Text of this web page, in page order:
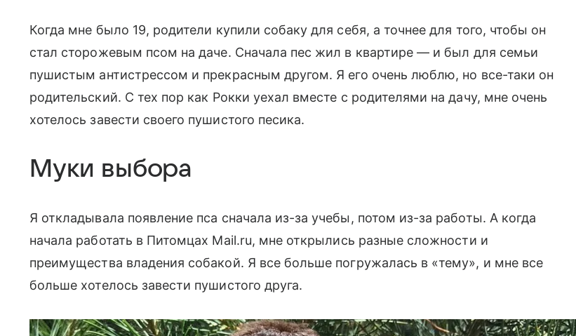
Когда мне было 19, родители купили собаку для себя, а точнее для того, чтобы он
стал сторожевым псом на даче. Сначала пес жил в квартире — и был для семьи
пушистым антистрессом и прекрасным другом. Я его очень люблю, но все-таки он
родительский. С тех пор как Рокки уехал вместе с родителями на дачу, мне очень
хотелось завести своего пушистого песика.
Муки выбора
Я откладывала появление пса сначала из-за учебы, потом из-за работы. А когда
начала работать в Питомцах Mail.ru, мне открылись разные сложности и
преимущества владения собакой. Я все больше погружалась в «тему», и мне все
больше хотелось завести пушистого друга.